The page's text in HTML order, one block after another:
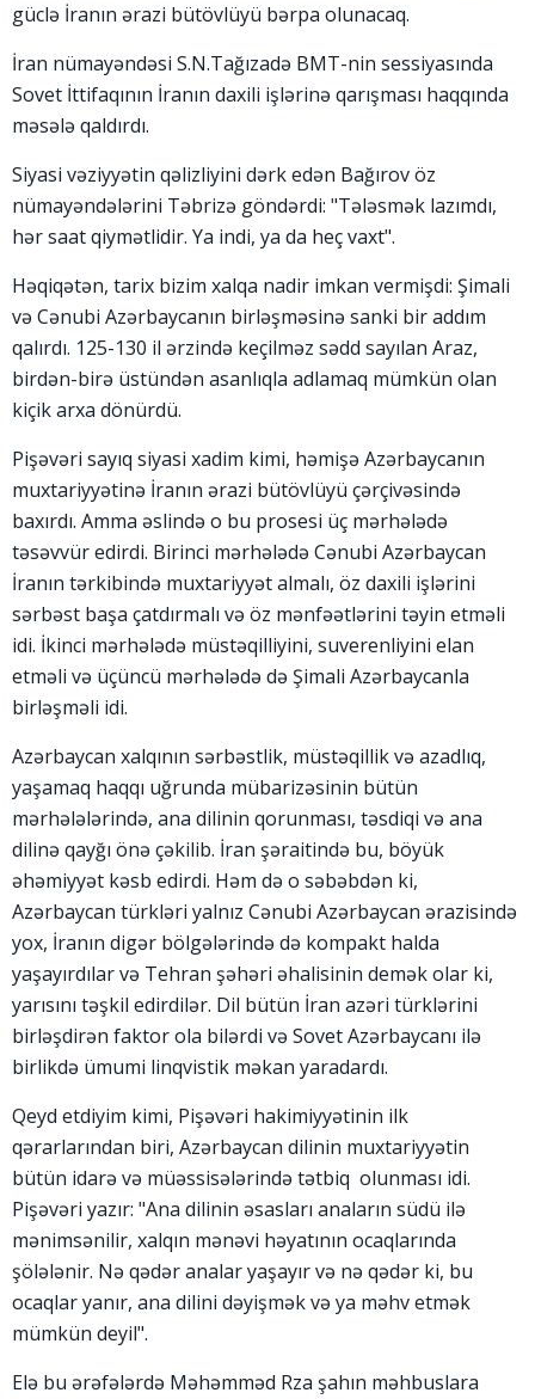
güclə İranın ərazi bütövlüyü bərpa olunacaq.
İran nümayəndəsi S.N.Tağızadə BMT-nin sessiyasında
Sovet İttifaqının İranın daxili işlərinə qarışması haqqında
məsələ qaldırdı.
Siyasi vəziyyətin qəlizliyini dərk edən Bağırov öz
nümayəndələrini Təbrizə göndərdi: "Tələsmək lazımdı,
hər saat qiymətlidir. Ya indi, ya da heç vaxt".
Həqiqətən, tarix bizim xalqa nadir imkan vermişdi: Şimali
və Cənubi Azərbaycanın birləşməsinə sanki bir addım
qalırdı. 125-130 il ərzində keçilməz sədd sayılan Araz,
birdən-birə üstündən asanlıqla adlamaq mümkün olan
kiçik arxa dönürdü.
Pişəvəri sayıq siyasi xadim kimi, həmişə Azərbaycanın
muxtariyyətinə İranın ərazi bütövlüyü çərçivəsində
baxırdı. Amma əslində o bu prosesi üç mərhələdə
təsəvvür edirdi. Birinci mərhələdə Cənubi Azərbaycan
İranın tərkibində muxtariyyət almalı, öz daxili işlərini
sərbəst başa çatdırmalı və öz mənfəətlərini təyin etməli
idi. İkinci mərhələdə müstəqilliyini, suverenliyini elan
etməli və üçüncü mərhələdə də Şimali Azərbaycanla
birləşməli idi.
Azərbaycan xalqının sərbəstlik, müstəqillik və azadlıq,
yaşamaq haqqı uğrunda mübarizəsinin bütün
mərhələlərində, ana dilinin qorunması, təsdiqi və ana
dilinə qayğı önə çəkilib. İran şəraitində bu, böyük
əhəmiyyət kəsb edirdi. Həm də o səbəbdən ki,
Azərbaycan türkləri yalnız Cənubi Azərbaycan ərazisində
yox, İranın digər bölgələrində də kompakt halda
yaşayırdılar və Tehran şəhəri əhalisinin demək olar ki,
yarısını təşkil edirdilər. Dil bütün İran azəri türklərini
birləşdirən faktor ola bilərdi və Sovet Azərbaycanı ilə
birlikdə ümumi linqvistik məkan yaradardı.
Qeyd etdiyim kimi, Pişəvəri hakimiyyətinin ilk
qərarlarından biri, Azərbaycan dilinin muxtariyyətin
bütün idarə və müəssisələrində tətbiq olunması idi.
Pişəvəri yazır: "Ana dilinin əsasları anaların südü ilə
mənimsənilir, xalqın mənəvi həyatının ocaqlarında
şölələnir. Nə qədər analar yaşayır və nə qədər ki, bu
ocaqlar yanır, ana dilini dəyişmək və ya məhv etmək
mümkün deyil".
Elə bu ərəfələrdə Məhəmməd Rza şahın məhbuslara